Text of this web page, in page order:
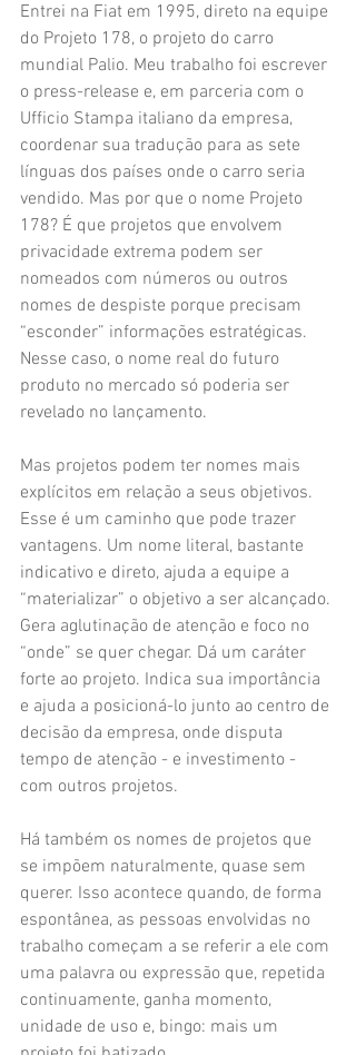
Entrei na Fiat em 1995, direto na equipe
do Projeto 178, o projeto do carro
mundial Palio. Meu trabalho foi escrever
o press-release e, em parceria com o
Ufficio Stampa italiano da empresa,
coordenar sua tradução para as sete
línguas dos países onde o carro seria
vendido. Mas por que o nome Projeto
178? É que projetos que envolvem
privacidade extrema podem ser
nomeados com números ou outros
nomes de despiste porque precisam
“esconder” informações estratégicas.
Nesse caso, o nome real do futuro
produto no mercado só poderia ser
revelado no lançamento.
Mas projetos podem ter nomes mais
explícitos em relação a seus objetivos.
Esse é um caminho que pode trazer
vantagens. Um nome literal, bastante
indicativo e direto, ajuda a equipe a
“materializar” o objetivo a ser alcançado.
Gera aglutinação de atenção e foco no
“onde” se quer chegar. Dá um caráter
forte ao projeto. Indica sua importância
e ajuda a posicioná-lo junto ao centro de
decisão da empresa, onde disputa
tempo de atenção - e investimento -
com outros projetos.
Há também os nomes de projetos que
se impõem naturalmente, quase sem
querer. Isso acontece quando, de forma
espontânea, as pessoas envolvidas no
trabalho começam a se referir a ele com
uma palavra ou expressão que, repetida
continuamente, ganha momento,
unidade de uso e, bingo: mais um